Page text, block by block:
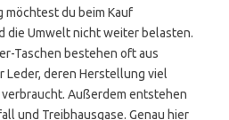
möchtest du beim Kauf
die Umwelt nicht weiter belasten.
Taschen bestehen oft aus
deren Herstellung viel
Außerdem entstehen
und Treibhausgase. Genau hier